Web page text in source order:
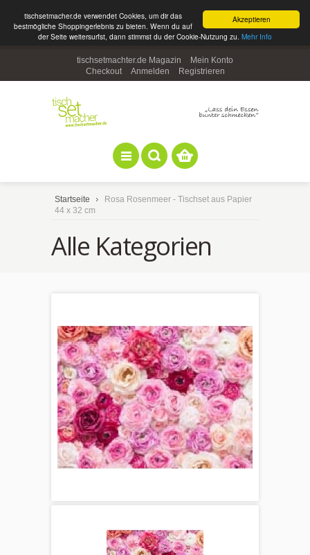
Akzeptieren
tischsetmacher.de verwendet Cookies, um dir das
bestmögliche Shoppingerlebnis zu bieten. Wenn du auf
der Seite weitersurfst, dann stimmst du der Cookie-Nutzung zu. Mehr Info
tischsetmachter.de Magazin
Mein Konto
Checkout
Anmelden Registrieren
Startseite
Rosa Rosenmeer - Tischset aus Papier
44 x 32 cm
Alle Kategorien